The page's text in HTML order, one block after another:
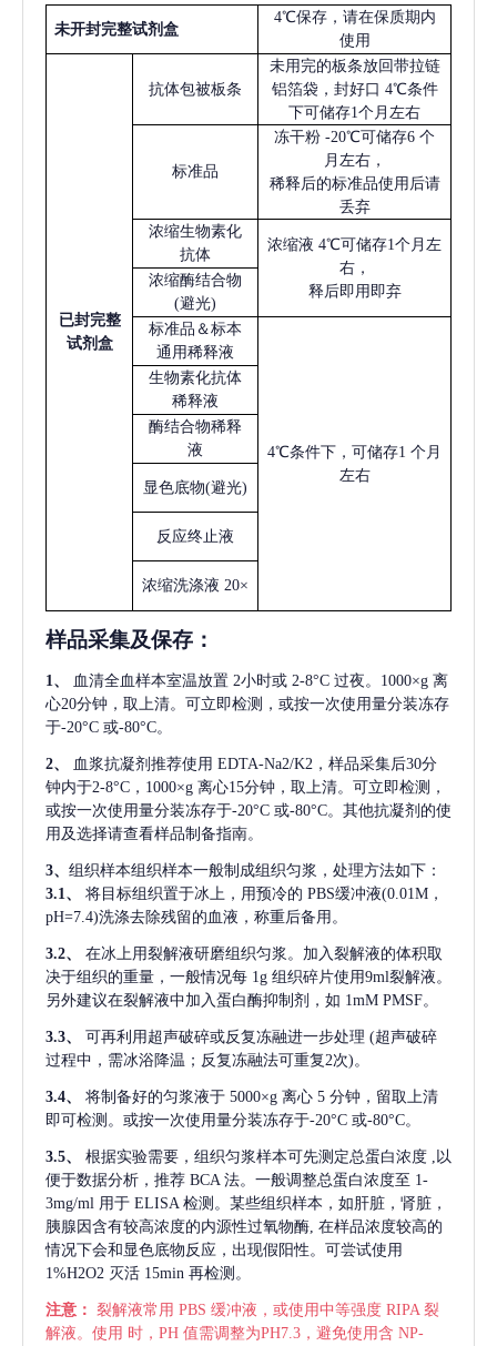
未开封完整试剂盒
4℃保存，请在保质期内
使用
已封完整
试剂盒
抗体包被板条
未用完的板条放回带拉链
铝箔袋，封好口 4℃条件
下可储存1个月左右
标准品
冻干粉 -20℃可储存6 个
月左右，
稀释后的标准品使用后请
丢弃
浓缩生物素化
抗体
浓缩液 4℃可储存1个月左
右，
释后即用即弃
浓缩酶结合物
(避光)
标准品＆标本
通用稀释液
4℃条件下，可储存1 个月
左右
生物素化抗体
稀释液
酶结合物稀释
液
显色底物(避光)
反应终止液
浓缩洗涤液 20×
样品采集及保存 ：
1、 血清全血样本室温放置 2小时或 2-8°C 过夜。1000×g 离
心20分钟，取上清。可立即检测，或按一次使用量分装冻存
于-20°C 或-80°C。
2、 血浆抗凝剂推荐使用 EDTA-Na2/K2，样品采集后30分
钟内于2-8°C，1000×g 离心15分钟，取上清。可立即检测，
或按一次使用量分装冻存于-20°C 或-80°C。其他抗凝剂的使
用及选择请查看样品制备指南。
3、 组织样本组织样本一般制成组织匀浆，处理方法如下：
3.1、
将目标组织置于冰上，用预冷的 PBS缓冲液(0.01M，
pH=7.4)洗涤去除残留的血液，称重后备用。
3.2、
在冰上用裂解液研磨组织匀浆。加入裂解液的体积取
决于组织的重量，一般情况每 1g 组织碎片使用9ml裂解液。
另外建议在裂解液中加入蛋白酶抑制剂，如 1mM PMSF。
3.3、 可再利用超声破碎或反复冻融进一步处理 (超声破碎
过程中，需冰浴降温；反复冻融法可重复2次)。
3.4、 将制备好的匀浆液于 5000×g 离心 5 分钟，留取上清
即可检测。或按一次使用量分装冻存于-20°C 或-80°C。
3.5、 根据实验需要，组织匀浆样本可先测定总蛋白浓度
,以
便于数据分析，推荐 BCA 法。一般调整总蛋白浓度至 1-
3mg/ml 用于 ELISA 检测。某些组织样本，如肝脏，肾脏，
胰腺因含有较高浓度的内源性过氧物酶, 在样品浓度较高的
情况下会和显色底物反应，出现假阳性。可尝试使用
1%H2O2 灭活 15min 再检测。
注意： 裂解液常用 PBS 缓冲液，或使用中等强度 RIPA 裂
解液。使用 时，PH 值需调整为PH7.3，避免使用含 NP-